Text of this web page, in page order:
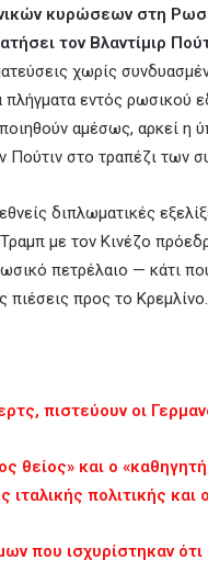
κυρώσεων στη
τον Βλαντίμιρ
χωρίς
εντός ρωσικού
αμέσως, αρκεί η
Πούτιν στο τραπέζι των
διπλωματικές
με τον Κινέζο
πετρέλαιο — κάτι
πιέσεις προς το Κρεμλίνο.
πιστεύουν οι
θείος» και ο
πολιτικής και
που ισχυρίστηκαν ότι